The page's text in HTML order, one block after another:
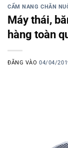
CẨM NANG CHĂN
Máy thái,
hàng toàn
ĐĂNG VÀO04/04/